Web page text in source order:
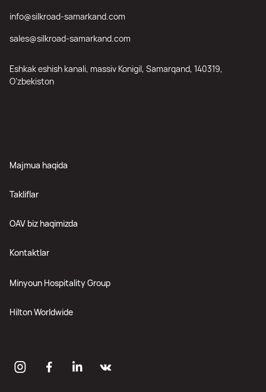
Majmua haqida
Takliflar
OAV biz haqimizda
Kontaktlar
Minyoun Hospitality Group
Hilton Worldwide
info@silkroad-samarkand.com
sales@silkroad-samarkand.com
Eshkak eshish kanali, massiv Konigil, Samarqand, 140319,
O’zbekiston